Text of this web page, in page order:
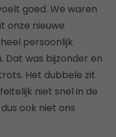
goed. We waren
onze nieuwe
persoonlijk
was bijzonder en
Het dubbele zit
niet snel in de
ook niet ons